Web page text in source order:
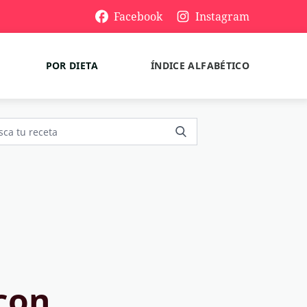
Facebook Instagram
POR DIETA ÍNDICE ALFABÉTICO